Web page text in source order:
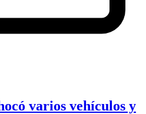
varios vehículos y